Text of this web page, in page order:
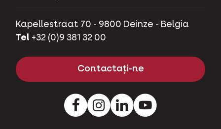
Kapellestraat 70 - 9800 Deinze - Belgia
Tel +32 (0)9 381 32 00
Contactați-ne
FacebookInstagramLinkedInYoutube